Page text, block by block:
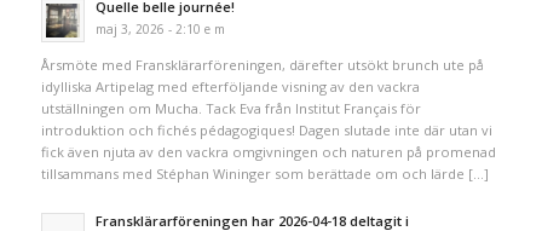
Quelle belle journée!
maj 3, 2026 - 2:10 e m
Årsmöte med Fransklärarföreningen, därefter utsökt brunch ute på
idylliska Artipelag med efterföljande visning av den vackra
utställningen om Mucha. Tack Eva från Institut Français för
introduktion och fichés pédagogiques! Dagen slutade inte där utan vi
fick även njuta av den vackra omgivningen och naturen på promenad
tillsammans med Stéphan Wininger som berättade om och lärde […]
Fransklärarföreningen har 2026-04-18 deltagit i